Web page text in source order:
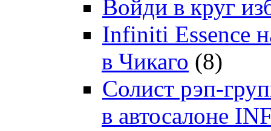
Войди в круг
Infiniti Essence
в Чикаго (8)
Солист рэп-
в автосалоне